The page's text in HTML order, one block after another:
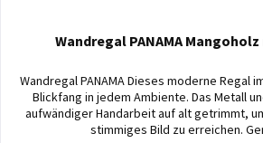
Wandregal PANAMA
Wandregal PANAMA Dieses moderne Regal
Blickfang in jedem Ambiente. Das Metall
aufwändiger Handarbeit auf alt getrimmt,
stimmiges Bild zu erreichen.